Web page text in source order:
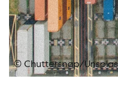
© Chuttersnap/